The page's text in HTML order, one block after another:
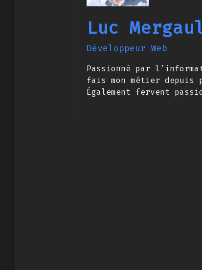
Luc
Développeur Web
Passionné par
fais mon métier depuis
Également fervent